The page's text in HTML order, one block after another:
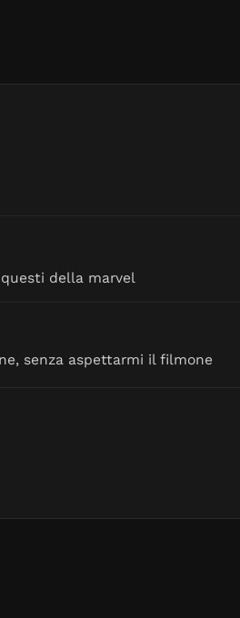
della marvel
senza aspettarmi il filmone